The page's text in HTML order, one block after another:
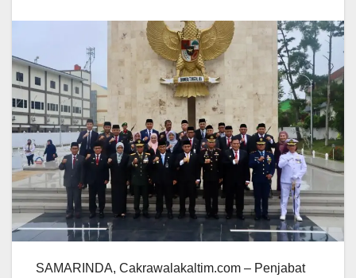
SAMARINDA, Cakrawalakaltim.com – Penjabat